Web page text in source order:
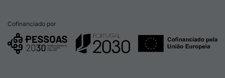
Cofinanciado por